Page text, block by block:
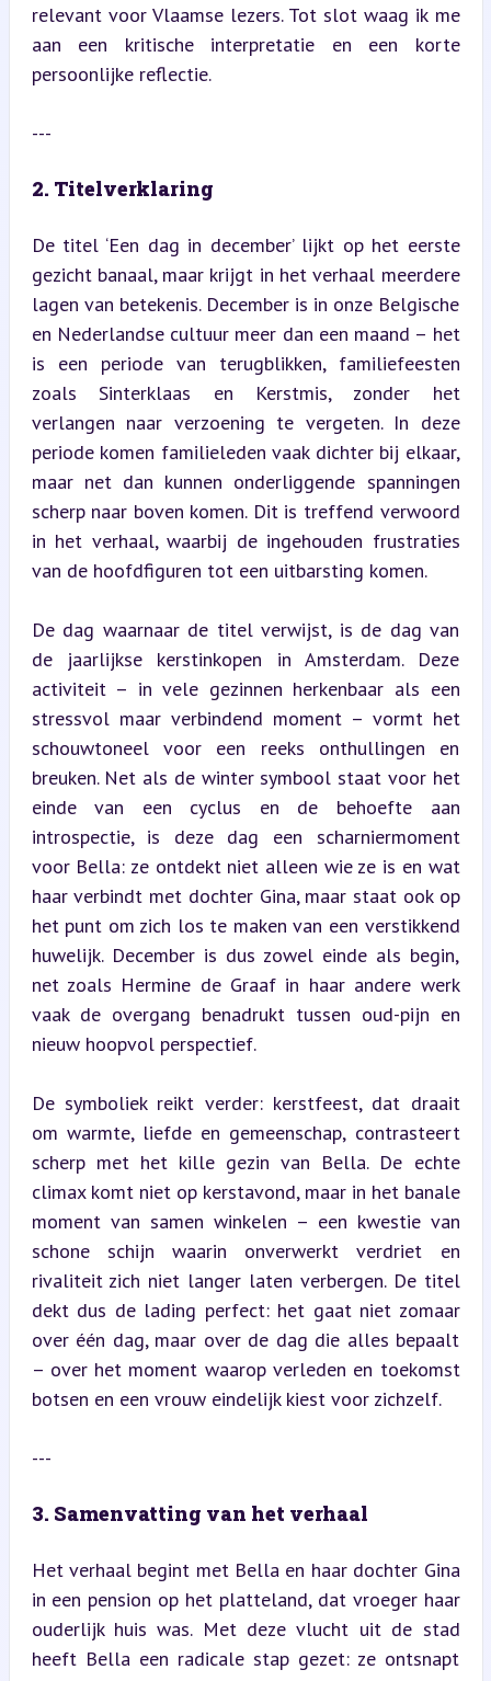
relevant voor Vlaamse lezers. Tot slot waag ik me
aan een kritische interpretatie en een korte
persoonlijke reflectie.
---
2. Titelverklaring
De titel ‘Een dag in december’ lijkt op het eerste
gezicht banaal, maar krijgt in het verhaal meerdere
lagen van betekenis. December is in onze Belgische
en Nederlandse cultuur meer dan een maand – het
is een periode van terugblikken, familiefeesten
zoals Sinterklaas en Kerstmis, zonder het
verlangen naar verzoening te vergeten. In deze
periode komen familieleden vaak dichter bij elkaar,
maar net dan kunnen onderliggende spanningen
scherp naar boven komen. Dit is treffend verwoord
in het verhaal, waarbij de ingehouden frustraties
van de hoofdfiguren tot een uitbarsting komen.
De dag waarnaar de titel verwijst, is de dag van
de jaarlijkse kerstinkopen in Amsterdam. Deze
activiteit – in vele gezinnen herkenbaar als een
stressvol maar verbindend moment – vormt het
schouwtoneel voor een reeks onthullingen en
breuken. Net als de winter symbool staat voor het
einde van een cyclus en de behoefte aan
introspectie, is deze dag een scharniermoment
voor Bella: ze ontdekt niet alleen wie ze is en wat
haar verbindt met dochter Gina, maar staat ook op
het punt om zich los te maken van een verstikkend
huwelijk. December is dus zowel einde als begin,
net zoals Hermine de Graaf in haar andere werk
vaak de overgang benadrukt tussen oud-pijn en
nieuw hoopvol perspectief.
De symboliek reikt verder: kerstfeest, dat draait
om warmte, liefde en gemeenschap, contrasteert
scherp met het kille gezin van Bella. De echte
climax komt niet op kerstavond, maar in het banale
moment van samen winkelen – een kwestie van
schone schijn waarin onverwerkt verdriet en
rivaliteit zich niet langer laten verbergen. De titel
dekt dus de lading perfect: het gaat niet zomaar
over één dag, maar over de dag die alles bepaalt
– over het moment waarop verleden en toekomst
botsen en een vrouw eindelijk kiest voor zichzelf.
---
3. Samenvatting van het verhaal
Het verhaal begint met Bella en haar dochter Gina
in een pension op het platteland, dat vroeger haar
ouderlijk huis was. Met deze vlucht uit de stad
heeft Bella een radicale stap gezet: ze ontsnapt